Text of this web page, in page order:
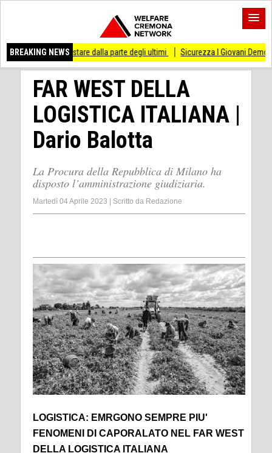
BREAKING NEWS
di stare dalla parte degli ultimi Sicurezza I Giovani Democratici
FAR WEST DELLA
LOGISTICA ITALIANA |
Dario Balotta
La Procura della Repubblica di Milano ha
disposto l’amministrazione giudiziaria.
Martedì 04 Aprile 2023 Scritto da Redazione
LOGISTICA: EMRGONO SEMPRE PIU'
FENOMENI DI CAPORALATO NEL FAR WEST
DELLA LOGISTICA ITALIANA